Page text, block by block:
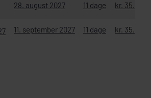
28. august 2027 11 dage kr. 35.990
11. september 2027 11 dage kr. 35.990